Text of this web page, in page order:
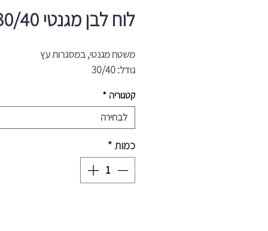
לוח לבן מגנטי 30/40
משטח מגנטי, במסגרות עץ
גודל: 30/40
קטגוריה *
לבחירה
כמות*